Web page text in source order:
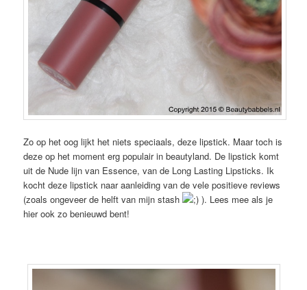
Zo op het oog lijkt het niets speciaals, deze lipstick. Maar toch is
deze op het moment erg populair in beautyland. De lipstick komt
uit de Nude lijn van Essence, van de Long Lasting Lipsticks. Ik
kocht deze lipstick naar aanleiding van de vele positieve reviews
(zoals ongeveer de helft van mijn stash
). Lees mee als je
hier ook zo benieuwd bent!